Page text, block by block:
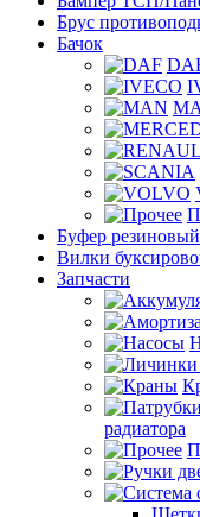
Брус
Бачок
Буфер резиновый
Вилки
Запчасти
радиатора